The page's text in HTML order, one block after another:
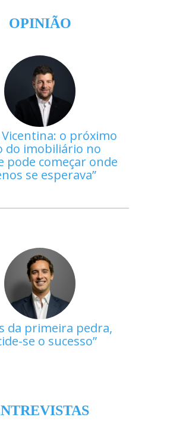
OPINIÃO
o próximo
do imobiliário no
pode começar onde
se esperava
da primeira pedra,
se o sucesso